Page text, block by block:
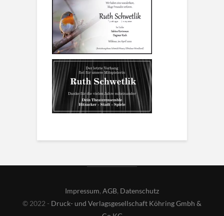
Impressum, AGB, Datenschutz
© 2022 - Druck- und Verlagsgesellschaft Köhring Gmbh &